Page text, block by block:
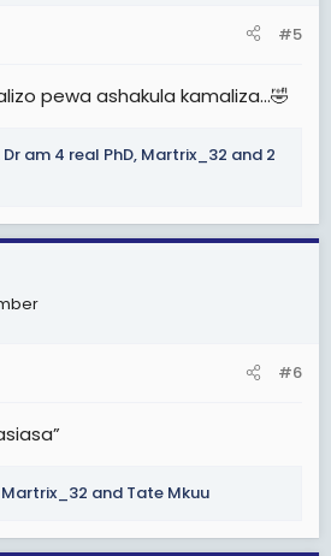
#5
pewa ashakula kamaliza...🤣
Dr am 4 real PhD, Martrix_32 and 2
#6
Martrix_32 and Tate Mkuu